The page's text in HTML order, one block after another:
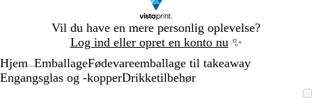
Vil du have en mere personlig oplevelse?
Log ind eller opret en konto nu ✨
1
Hjem EmballageFødevareemballage til takeaway
Engangsglas og -kopperDrikketilbehør